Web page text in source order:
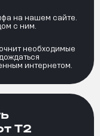
на нашем сайте.
с ним.
необходимые
интернетом.
Т2